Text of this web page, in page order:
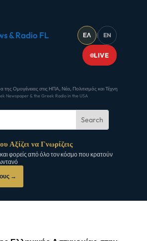
ΕΛ | EN
LIVE
της Ομογένειας στις ΗΠΑ, Νέα, Πολιτισμός και Τέχνη
Newspaper & the Greek Radio in the USA
Αξίζει να Γνωρίζεις
φορείς από όλο τον κόσμο που κρατούν
→